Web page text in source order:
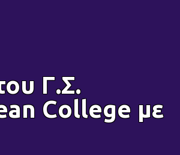
Γ.Σ.
College με